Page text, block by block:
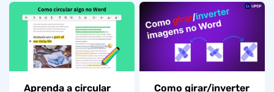
Aprenda a circular
Como girar/inverter